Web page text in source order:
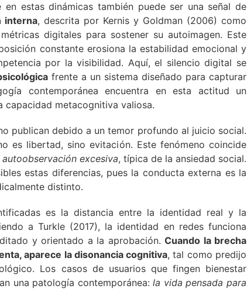
estas dinámicas también puede ser una señal de
interna, descrita por Kernis y Goldman (2006) como
digitales para sostener su autoimagen. Este
constante erosiona la estabilidad emocional y
por la visibilidad. Aquí, el silencio digital se
frente a un sistema diseñado para capturar
contemporánea encuentra en esta actitud un
capacidad metacognitiva valiosa.
publican debido a un temor profundo al juicio social.
es libertad, sino evitación. Este fenómeno coincide
autoobservación excesiva, típica de la ansiedad social.
estas diferencias, pues la conducta externa es la
distinto.
es la distancia entre la identidad real y la
a Turkle (2017), la identidad en redes funciona
y orientado a la aprobación.Cuando la brecha
aparece la disonancia cognitiva, tal como predijo
Los casos de usuarios que fingen bienestar
una patología contemporánea:la vida pensada para